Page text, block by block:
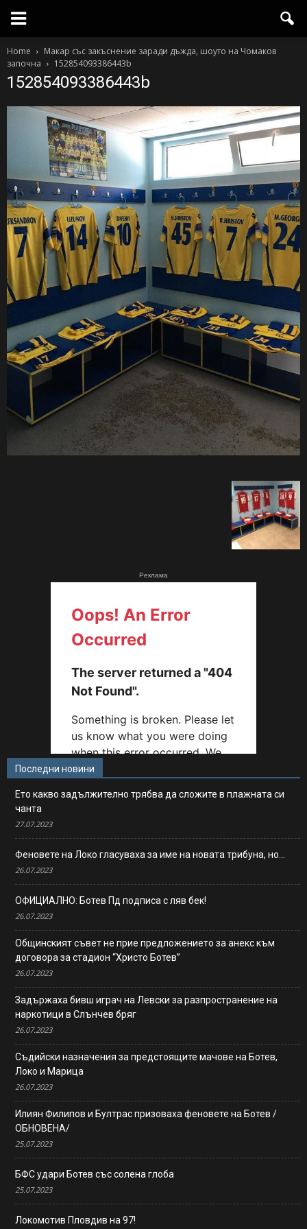
Home
Макар със закъснение заради дъжда, шоуто на Чомаков
започна
152854093386443b
152854093386443b
Реклама
Последни новини
Ето какво задължително трябва да сложите в плажната си
чанта
27.07.2023
Феновете на Локо гласуваха за име на новата трибуна, но…
26.07.2023
ОФИЦИАЛНО: Ботев Пд подписа с ляв бек!
26.07.2023
Общинският съвет не прие предложението за анекс към
договора за стадион “Христо Ботев”
26.07.2023
Задържаха бивш играч на Левски за разпространение на
наркотици в Слънчев бряг
26.07.2023
Съдийски назначения за предстоящите мачове на Ботев,
Локо и Марица
26.07.2023
Илиян Филипов и Бултрас призоваха феновете на Ботев /
ОБНОВЕНА/
25.07.2023
БФС удари Ботев със солена глоба
25.07.2023
Локомотив Пловдив на 97!